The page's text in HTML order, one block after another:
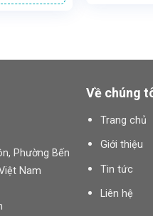
Phường Bến
Nam
Về chúng
Trang chủ
Giới thiệu
Tin tức
Liên hệ